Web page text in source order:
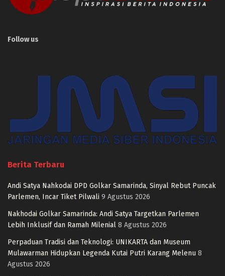
Follow us
Berita Terbaru
Andi Satya Nahkodai DPD Golkar Samarinda, Sinyal Rebut Puncak
Parlemen, Incar Tiket Pilwali 9 Agustus 2026
Nakhodai Golkar Samarinda: Andi Satya Targetkan Parlemen
Lebih Inklusif dan Ramah Milenial 8 Agustus 2026
Perpaduan Tradisi dan Teknologi: UNIKARTA dan Museum
Mulawarman Hidupkan Legenda Kutai Putri Karang Melenu 8
Agustus 2026